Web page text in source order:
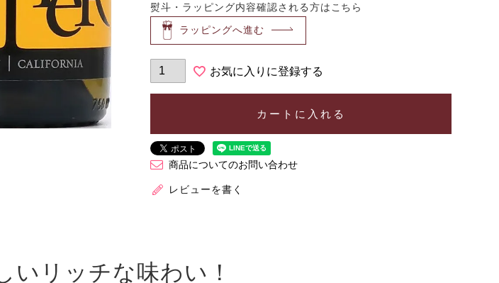
熨斗・ラッピング内容確認される方はこちら
ラッピングへ進む
お気に入りに登録する
カートに入れる
商品についてのお問い合わせ
レビューを書く
いリッチな味わい！